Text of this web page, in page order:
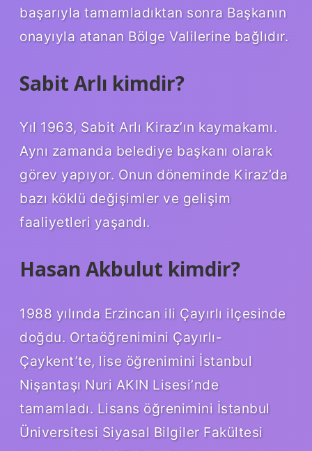
başarıyla tamamladıktan sonra Başkanın
onayıyla atanan Bölge Valilerine bağlıdır.
Sabit Arlı kimdir?
Yıl 1963, Sabit Arlı Kiraz’ın kaymakamı.
Aynı zamanda belediye başkanı olarak
görev yapıyor. Onun döneminde Kiraz’da
bazı köklü değişimler ve gelişim
faaliyetleri yaşandı.
Hasan Akbulut kimdir?
1988 yılında Erzincan ili Çayırlı ilçesinde
doğdu. Ortaöğrenimini Çayırlı-
Çaykent’te, lise öğrenimini İstanbul
Nişantaşı Nuri AKIN Lisesi’nde
tamamladı. Lisans öğrenimini İstanbul
Üniversitesi Siyasal Bilgiler Fakültesi